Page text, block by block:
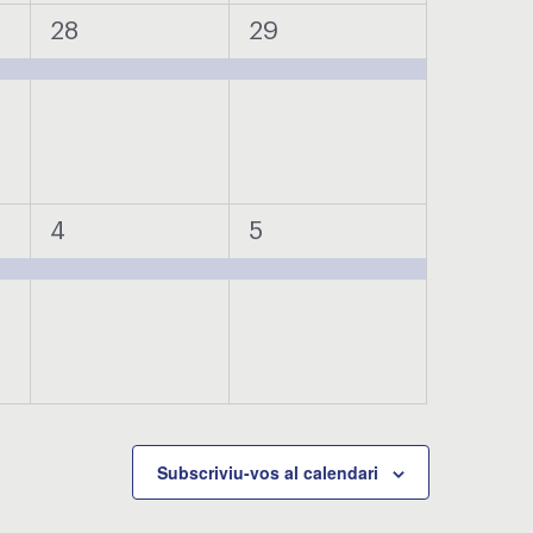
1
esdeveniment,
28
1
esdeveniment,
29
1
esdeveniment,
4
1
esdeveniment,
5
Subscriviu-vos al calendari